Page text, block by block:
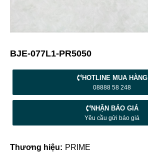
BJE-077L1-PR5050
HOTLINE MUA HÀNG
08888 58 248
NHẬN BÁO GIÁ
Yêu cầu gửi báo giá
Thương hiệu: PRIME